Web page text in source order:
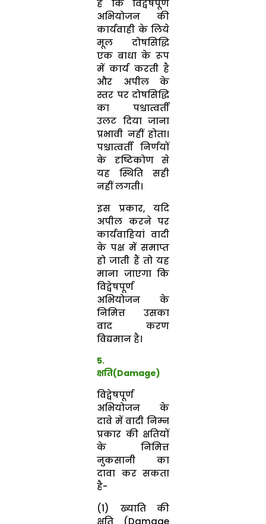
है कि विद्वेषपूर्ण
अभियोजन की
कार्यवाही के लिये
मूल दोषसिद्धि
एक बाधा के रूप
में कार्य करती है
और अपील के
स्तर पर दोषसिद्धि
का पश्चात्वर्ती
उलट दिया जाना
प्रभावी नहीं होता।
पश्चात्वर्ती निर्णयों
के दृष्टिकोण से
यह स्थिति सही
नहीं लगती।
इस प्रकार, यदि
अपील करने पर
कार्यवाहियां वादी
के पक्ष में समाप्त
हो जाती हैं तो यह
माना जाएगा कि
विद्वेषपूर्ण
अभियोजन के
निमित्त उसका
वाद करण
विद्यमान है।
5.
क्षति(Damage)
विद्वेषपूर्ण
अभियोजन के
दावे में वादी निम्न
प्रकार की क्षतियों
के निमित्त
नुकसानी का
दावा कर सकता
है-
(1) ख्याति की
क्षति (Damage